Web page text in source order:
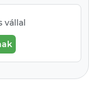
vállal